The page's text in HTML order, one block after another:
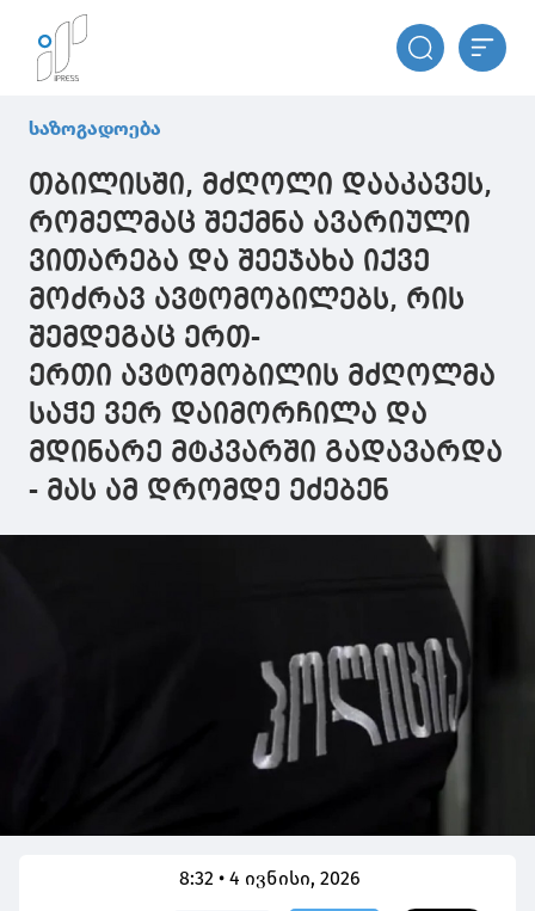
საზოგადოება
თბილისში, მძღოლი დააკავეს,
რომელმაც შექმნა ავარიული
ვითარება და შეეჯახა იქვე
მოძრავ ავტომობილებს, რის
შემდეგაც ერთ-
ერთი ავტომობილის მძღოლმა
საჭე ვერ დაიმორჩილა და
მდინარე მტკვარში გადავარდა
- მას ამ დრომდე ეძებენ
8:32 • 4 ივნისი, 2026